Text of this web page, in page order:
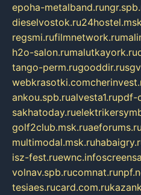
epoha-metalband.ru
dieselvostok.ru
regsmi.rufilmnetwork.ru
h2o-salon.rumalutkayork.ru
tango-perm.rugooddir.ru
webkrasotki.com
ankou.spb.rualvesta1.rupdf-
sakhatoday.ru
golf2club.msk.ruaeforums.ru
multimodal.msk.ru
isz-fest.ruewnc.info
volnav.spb.rucomnat.ru
tesiaes.rucard.com.ru